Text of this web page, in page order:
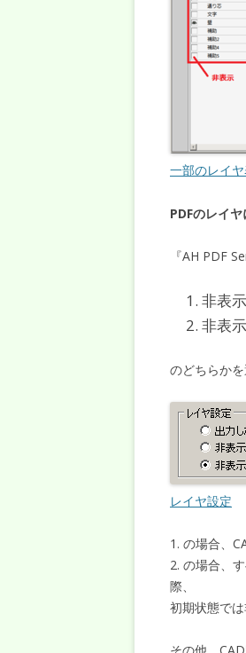
一部のレイ
PDFのレイ
『AH PDF
非表
非表
のどちらかを
レイヤ設定
1. の場合、
2. の場合、
際、
初期状態では